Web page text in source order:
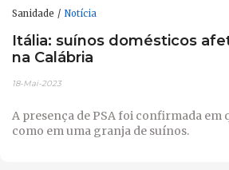
Sanidade Notícia
Itália: suínos domésticos
na Calábria
18-Mai-2023
A presença de PSA foi confirmada em
como em uma granja de suínos.